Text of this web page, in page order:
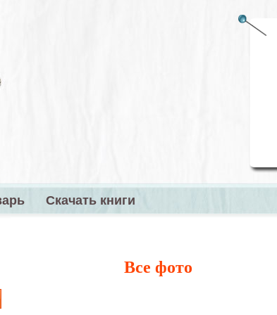
Скачать книги
Все фото